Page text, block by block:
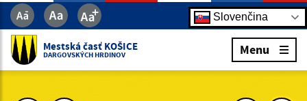
Slovenčina
Mestská časť KOŠICE
DARGOVSKÝCH HRDINOV Menu